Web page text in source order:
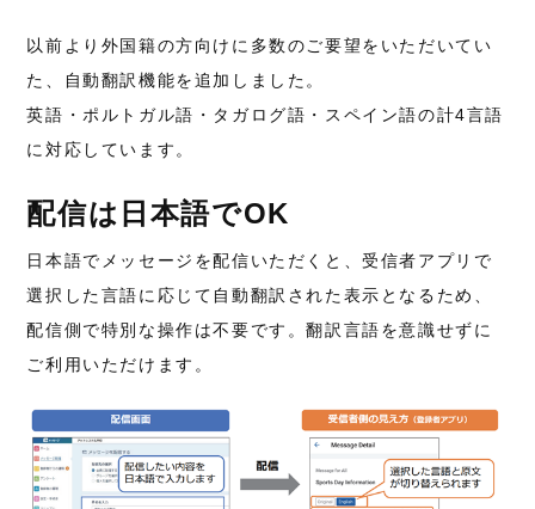
以前より外国籍の方向けに多数のご要望をいただいてい
た、自動翻訳機能を追加しました。
英語・ポルトガル語・タガログ語・スペイン語の計4言語
に対応しています。
配信は日本語でOK
日本語でメッセージを配信いただくと、受信者アプリで
選択した言語に応じて自動翻訳された表示となるため、
配信側で特別な操作は不要です。翻訳言語を意識せずに
ご利用いただけます。